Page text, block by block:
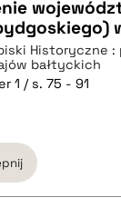
Historyczne :
bałtyckich
1 / s. 75 - 91